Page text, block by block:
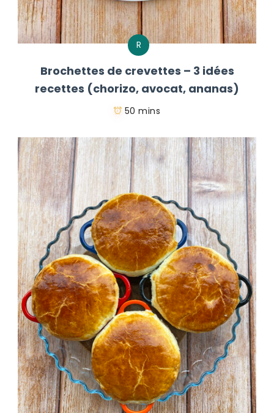
R
Brochettes de crevettes – 3 idées
recettes (chorizo, avocat, ananas)
50 mins